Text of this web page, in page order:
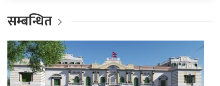
सम्बन्धित